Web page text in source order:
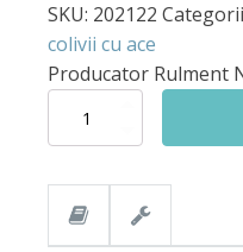
SKU: 202122
colivii cu ace
Producator Rulment
Cantitate